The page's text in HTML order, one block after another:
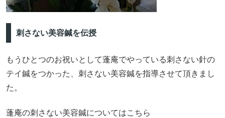
刺さない美容鍼を伝授
もうひとつのお祝いとして蓬庵でやっている刺さない針の
テイ鍼をつかった、刺さない美容鍼を指導させて頂きまし
た。
蓬庵の刺さない美容鍼についてはこちら